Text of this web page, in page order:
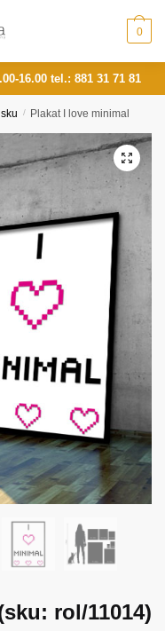
0
16.00 tel.: 881 31 71 81
/ Plakat I love minimal
rol/11014)